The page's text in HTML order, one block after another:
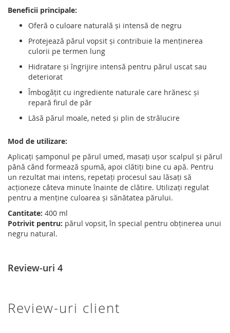
Beneficii principale:
Oferă o culoare naturală și intensă de negru
Protejează părul vopsit și contribuie la menținerea
culorii pe termen lung
Hidratare și îngrijire intensă pentru părul uscat sau
deteriorat
Îmbogățit cu ingrediente naturale care hrănesc și
repară firul de păr
Lăsă părul moale, neted și plin de strălucire
Mod de utilizare:
Aplicați șamponul pe părul umed, masați ușor scalpul și părul
până când formează spumă, apoi clătiți bine cu apă. Pentru
un rezultat mai intens, repetați procesul sau lăsați să
acționeze câteva minute înainte de clătire. Utilizați regulat
pentru a menține culoarea și sănătatea părului.
Cantitate: 400 ml
Potrivit pentru: părul vopsit, în special pentru obținerea unui
negru natural.
Review-uri 4
Review-uri client